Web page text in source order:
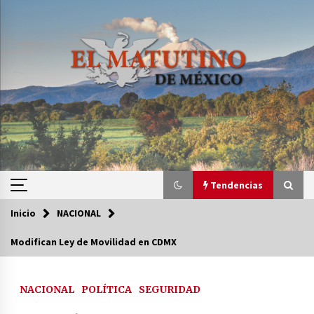
Tendencias
Tendencias
3 semanas atrás
Inicio NACIONAL
Modifican Ley de Movilidad en CDMX
NACIONAL POLÍTICA SEGURIDAD